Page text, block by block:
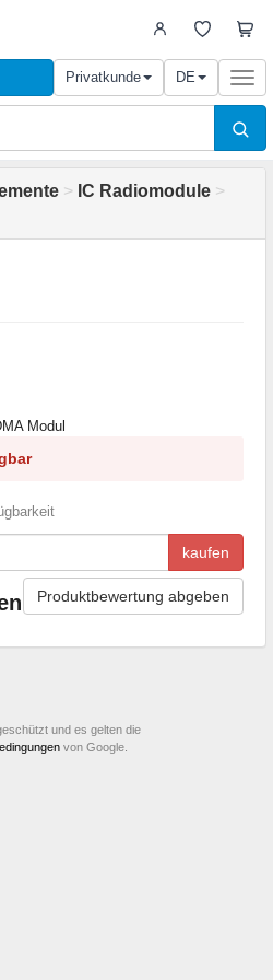
Privatkunde DE
> IC Radiomodule >
Modul
kaufen
Produktbewertung abgeben
und es gelten die
von Google.